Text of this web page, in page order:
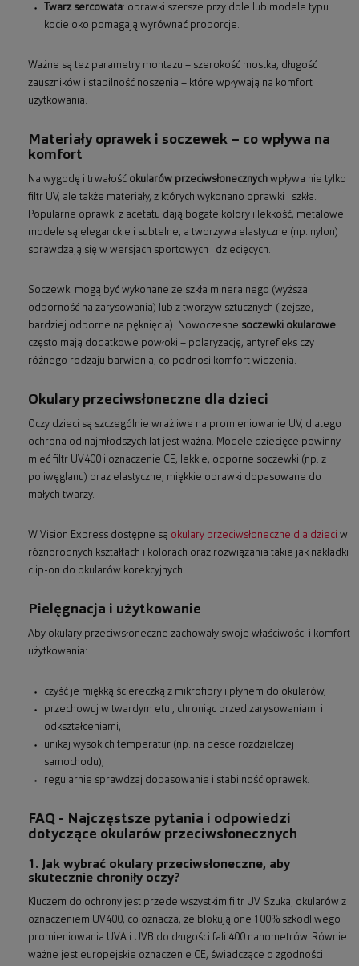
Twarz sercowata: oprawki szersze przy dole lub modele typu
kocie oko pomagają wyrównać proporcje.
Ważne są też parametry montażu – szerokość mostka, długość
zauszników i stabilność noszenia – które wpływają na komfort
użytkowania.
Materiały oprawek i soczewek – co wpływa na
komfort
Na wygodę i trwałość okularów przeciwsłonecznych wpływa nie tylko
filtr UV, ale także materiały, z których wykonano oprawki i szkła.
Popularne oprawki z acetatu dają bogate kolory i lekkość, metalowe
modele są eleganckie i subtelne, a tworzywa elastyczne (np. nylon)
sprawdzają się w wersjach sportowych i dziecięcych.
Soczewki mogą być wykonane ze szkła mineralnego (wyższa
odporność na zarysowania) lub z tworzyw sztucznych (lżejsze,
bardziej odporne na pęknięcia). Nowoczesne soczewki okularowe
często mają dodatkowe powłoki – polaryzację, antyrefleks czy
różnego rodzaju barwienia, co podnosi komfort widzenia.
Okulary przeciwsłoneczne dla dzieci
Oczy dzieci są szczególnie wrażliwe na promieniowanie UV, dlatego
ochrona od najmłodszych lat jest ważna. Modele dziecięce powinny
mieć filtr UV400 i oznaczenie CE, lekkie, odporne soczewki (np. z
poliwęglanu) oraz elastyczne, miękkie oprawki dopasowane do
małych twarzy.
W Vision Express dostępne są okulary przeciwsłoneczne dla dzieci w
różnorodnych kształtach i kolorach oraz rozwiązania takie jak nakładki
clip-on do okularów korekcyjnych.
Pielęgnacja i użytkowanie
Aby okulary przeciwsłoneczne zachowały swoje właściwości i komfort
użytkowania:
czyść je miękką ściereczką z mikrofibry i płynem do okularów,
przechowuj w twardym etui, chroniąc przed zarysowaniami i
odkształceniami,
unikaj wysokich temperatur (np. na desce rozdzielczej
samochodu),
regularnie sprawdzaj dopasowanie i stabilność oprawek.
FAQ - Najczęstsze pytania i odpowiedzi
dotyczące okularów przeciwsłonecznych
1. Jak wybrać okulary przeciwsłoneczne, aby
skutecznie chroniły oczy?
Kluczem do ochrony jest przede wszystkim filtr UV. Szukaj okularów z
oznaczeniem UV400, co oznacza, że blokują one 100% szkodliwego
promieniowania UVA i UVB do długości fali 400 nanometrów. Równie
ważne jest europejskie oznaczenie CE, świadczące o zgodności